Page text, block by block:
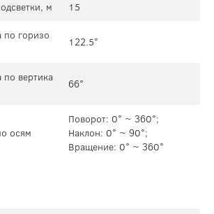
м
15
по горизо
122.5°
по вертика
66°
осям
Поворот: 0° ~ 360°;
Наклон: 0° ~ 90°;
Вращение: 0° ~ 360°